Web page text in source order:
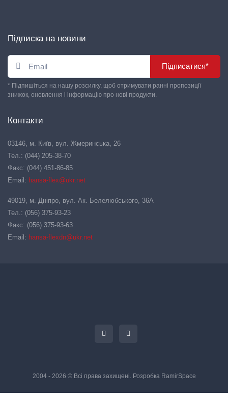
Підписка на новини
Підписатися*
* Підпишіться на нашу розсилку, щоб отримувати ранні пропозиції
знижок, оновлення і інформацію про нові продукти.
Контакти
03146, м. Київ, вул. Жмеринська, 26
Тел.: (044) 205-38-70
Факс: (044) 451-86-85
Email: hansa-flex@ukr.net
49019, м. Дніпро, вул. Ак. Белелюбського, 36А
Тел.: (056) 375-93-23
Факс: (056) 375-93-63
Email: hansa-flexdn@ukr.net
2004 - 2026 © Всі права захищені. Розробка RamirSpace